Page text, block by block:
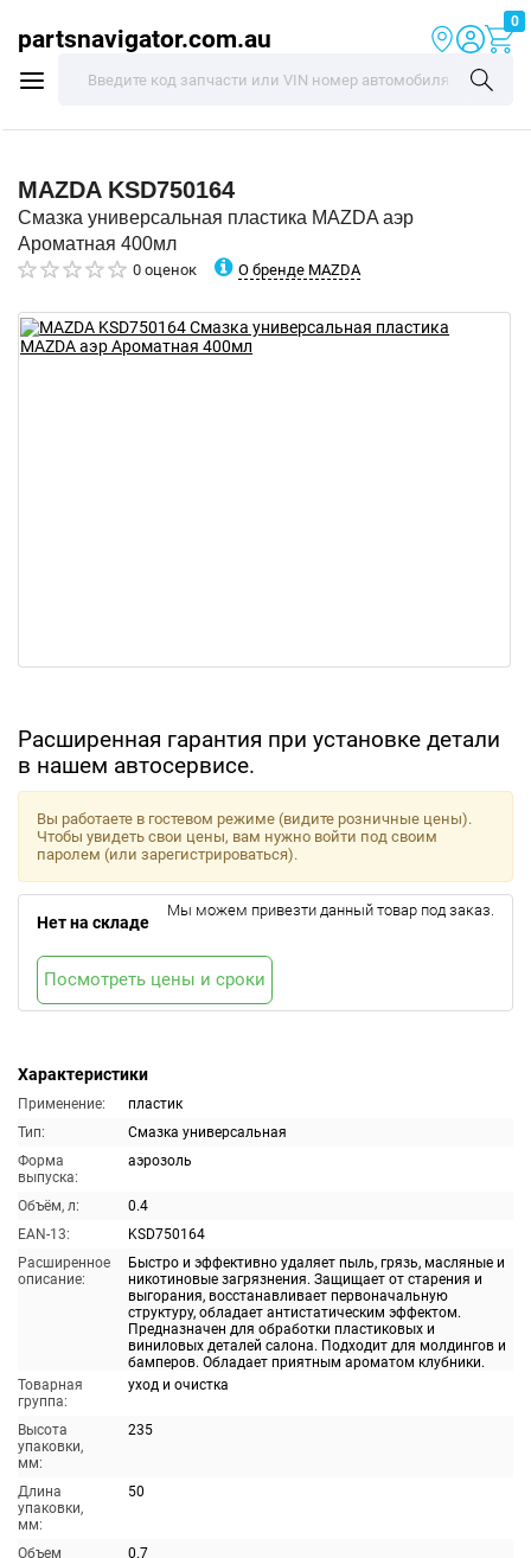
partsnavigator.com.au
0
MAZDA KSD750164
Смазка универсальная пластика MAZDA аэр
Ароматная 400мл
0 оценок О бренде MAZDA
Расширенная гарантия при установке детали
в нашем автосервисе.
Характеристики
Применение:
пластик
Тип:
Смазка универсальная
Форма
выпуска:
аэрозоль
Объём, л:
0.4
EAN-13:
KSD750164
Расширенное
описание:
Быстро и эффективно удаляет пыль, грязь, масляные и
никотиновые загрязнения. Защищает от старения и
выгорания, восстанавливает первоначальную
структуру, обладает антистатическим эффектом.
Предназначен для обработки пластиковых и
виниловых деталей салона. Подходит для молдингов и
бамперов. Обладает приятным ароматом клубники.
Товарная
группа:
уход и очистка
Высота
упаковки,
мм:
235
Длина
упаковки,
мм:
50
Объем
0.7
Вы работаете в гостевом режиме (видите розничные цены).
Чтобы увидеть свои цены, вам нужно войти под своим
паролем (или зарегистрироваться).
Нет на складе
Мы можем привезти данный товар под заказ.
Посмотреть цены и сроки